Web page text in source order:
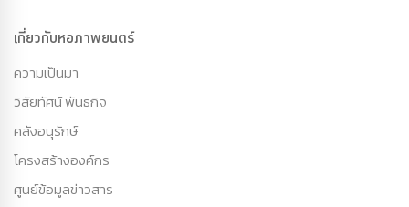
เกี่ยวกับหอภาพยนตร์
ความเป็นมา
วิสัยทัศน์ พันธกิจ
คลังอนุรักษ์
โครงสร้างองค์กร
ศูนย์ข้อมูลข่าวสาร